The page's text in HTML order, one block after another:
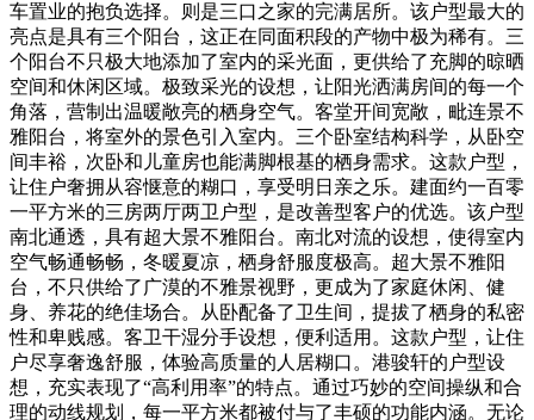
车置业的抱负选择。则是三口之家的完满居所。该户型最大的
亮点是具有三个阳台，这正在同面积段的产物中极为稀有。三
个阳台不只极大地添加了室内的采光面，更供给了充脚的晾晒
空间和休闲区域。极致采光的设想，让阳光洒满房间的每一个
角落，营制出温暖敞亮的栖身空气。客堂开间宽敞，毗连景不
雅阳台，将室外的景色引入室内。三个卧室结构科学，从卧空
间丰裕，次卧和儿童房也能满脚根基的栖身需求。这款户型，
让住户奢拥从容惬意的糊口，享受明日亲之乐。建面约一百零
一平方米的三房两厅两卫户型，是改善型客户的优选。该户型
南北通透，具有超大景不雅阳台。南北对流的设想，使得室内
空气畅通畅畅，冬暖夏凉，栖身舒服度极高。超大景不雅阳
台，不只供给了广漠的不雅景视野，更成为了家庭休闲、健
身、养花的绝佳场合。从卧配备了卫生间，提拔了栖身的私密
性和卑贱感。客卫干湿分手设想，便利适用。这款户型，让住
户尽享奢逸舒服，体验高质量的人居糊口。港骏轩的户型设
想，充实表现了“高利用率”的特点。通过巧妙的空间操纵和合
理的动线规划，每一平方米都被付与了丰硕的功能内涵。无论